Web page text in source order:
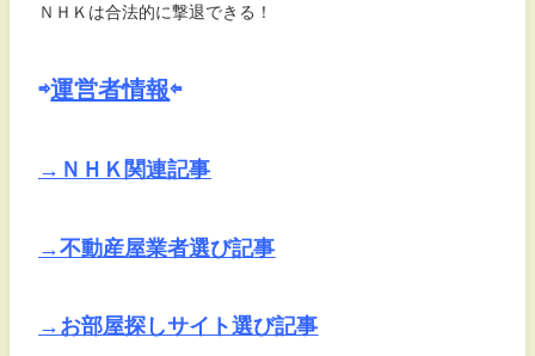
ＮＨＫは合法的に撃退できる！
⇨運営者情報⇦
→ＮＨＫ関連記事
→不動産屋業者選び記事
→お部屋探しサイト選び記事